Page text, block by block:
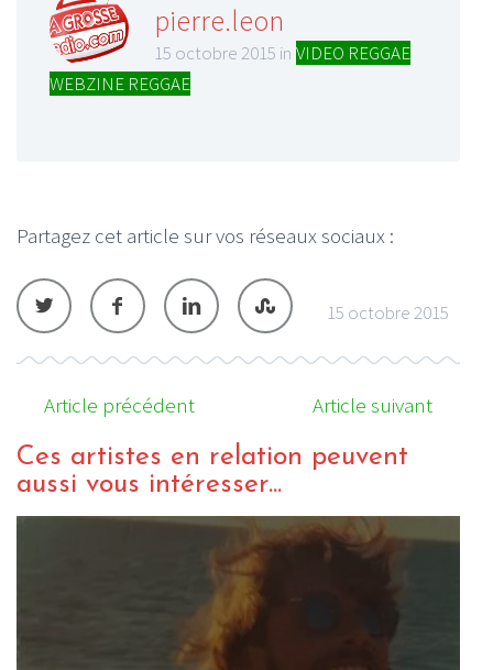
pierre.leon
15 octobre 2015 in VIDEO REGGAE
WEBZINE REGGAE
Partagez cet article sur vos réseaux sociaux :
15 octobre 2015
Article précédent Article suivant
Ces artistes en relation peuvent
aussi vous intéresser...